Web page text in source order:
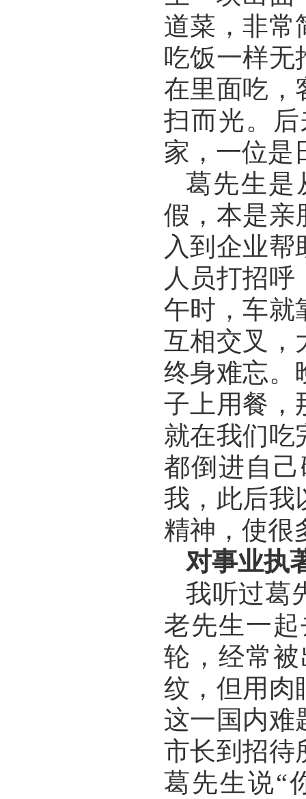
道菜，非常
吃饭一样无
在里面吃，
扫而光。
家，一位是
葛先生是
假，本是亲
入到企业
人员打招
午时，车就
互相交叉，
终身难忘。
子上用餐，
就在我们吃
都倒进自
我，此后我
精神，使很
对事业执
我听过葛
老先生一
轮，经常
纹，但用肉
这一国内难
市长到招待
葛先生说“